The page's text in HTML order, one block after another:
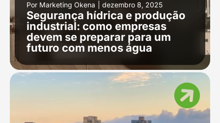
Por Marketing Okena dezembro 8, 2025
Segurança hídrica e produção
industrial: como empresas
devem se preparar para um
futuro com menos água